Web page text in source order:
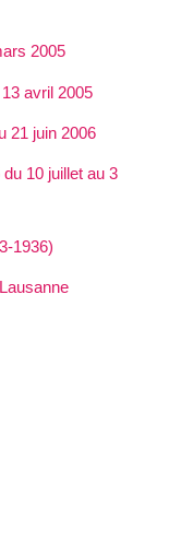
2005
avril 2005
21 juin 2006
10 juillet au 3
1936)